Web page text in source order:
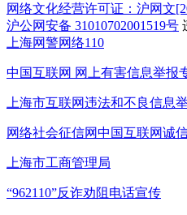
网络文化经营许可证：沪网文
沪公网安备 31010702001519号
上海网警网络110
中国互联网 网上有害信息举报
上海市互联网违法和不良信息
网络社会征信网中国互联网诚
上海市工商管理局
“962110”反诈劝阻电话宣传